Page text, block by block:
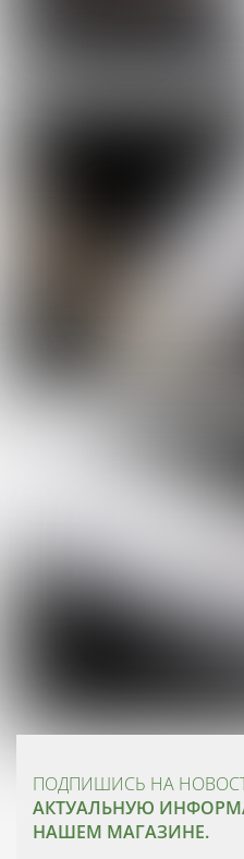
ПОДПИШИСЬ НА
АКТУАЛЬНУЮ
НАШЕМ МАГАЗИНЕ.